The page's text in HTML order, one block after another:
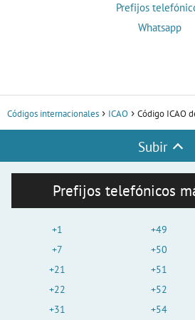
Prefijos
Whatsapp
Códigos internacionales ICAO Código ICAO
Subir
Prefijos telefónicos
+1
+7
+21
+22
+31
+49
+50
+51
+52
+54